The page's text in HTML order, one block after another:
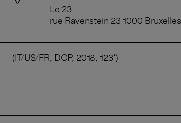
Le 23
rue Ravenstein 23 1000 Bruxelles
(IT/US/FR, DCP, 2018, 123')